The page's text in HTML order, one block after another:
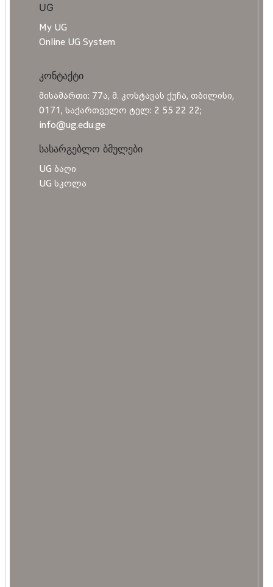
UG
My UG
Online UG System
კონტაქტი
მისამართი: 77ა, მ. კოსტავას ქუჩა, თბილისი,
0171, საქართველო ტელ: 2 55 22 22;
info@ug.edu.ge
სასარგებლო ბმულები
UG ბაღი
UG სკოლა